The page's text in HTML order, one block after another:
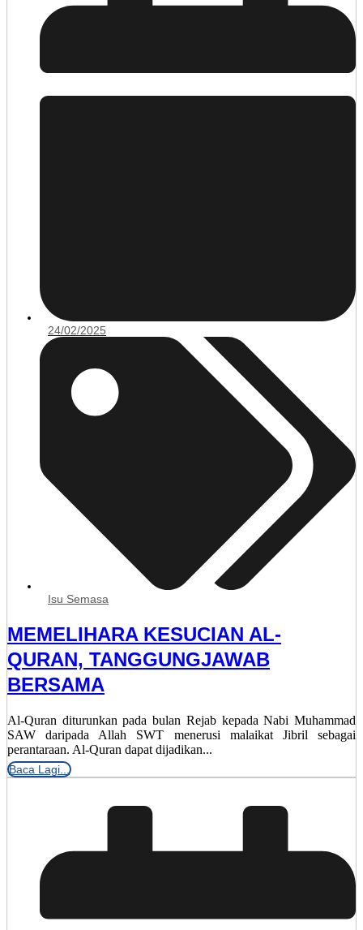
24/02/2025
Isu Semasa
MEMELIHARA KESUCIAN AL-
QURAN, TANGGUNGJAWAB
BERSAMA
Al-Quran diturunkan pada bulan Rejab kepada Nabi Muhammad
SAW daripada Allah SWT menerusi malaikat Jibril sebagai
perantaraan. Al-Quran dapat dijadikan...
Baca Lagi...